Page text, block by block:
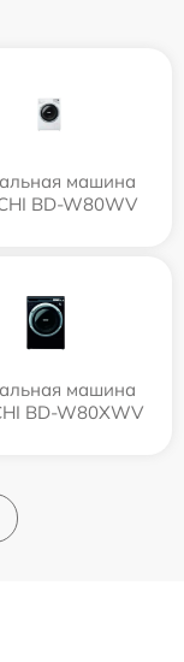
машина
BD-W80WV
машина
BD-W80XWV